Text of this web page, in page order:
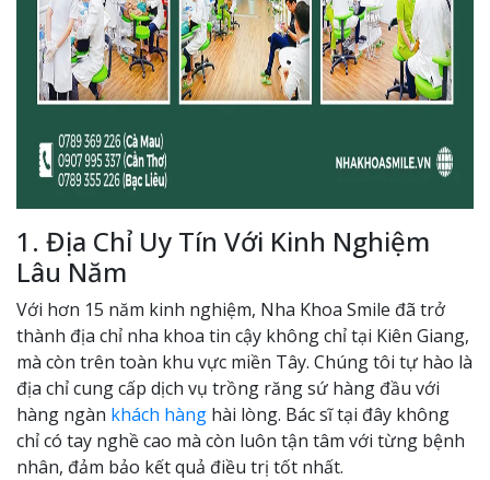
1. Địa Chỉ Uy Tín Với Kinh Nghiệm
Lâu Năm
Với hơn 15 năm kinh nghiệm, Nha Khoa Smile đã trở
thành địa chỉ nha khoa tin cậy không chỉ tại Kiên Giang,
mà còn trên toàn khu vực miền Tây. Chúng tôi tự hào là
địa chỉ cung cấp dịch vụ trồng răng sứ hàng đầu với
hàng ngàn khách hàng hài lòng. Bác sĩ tại đây không
chỉ có tay nghề cao mà còn luôn tận tâm với từng bệnh
nhân, đảm bảo kết quả điều trị tốt nhất.